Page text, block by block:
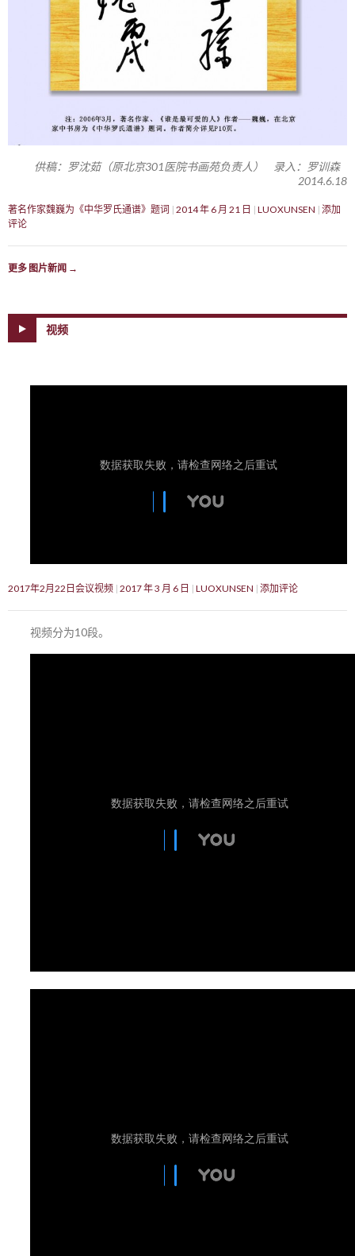
供稿：罗沈茹（原北京301医院书画苑负责人） 录入：罗训森
2014.6.18
著名作家魏巍为《中华罗氏通谱》题词 2014 年 6 月 21 日 LUOXUNSEN 添加
评论
更多 图片新闻 →
视频
2017年2月22日会议视频 2017 年 3 月 6 日 LUOXUNSEN 添加评论
视频分为10段。